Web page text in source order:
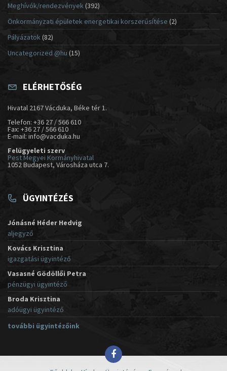
Meghívók/rendezvények (392)
Önkormányzati épületek energetikai korszerűsítése (2)
Pályázatok (82)
Uncategorized @hu (15)
ELÉRHETŐSÉG
Hivatal 2167 Vácduka, Béke tér 1.
Telefon: +36 27 / 566 610
Fax: +36 27 / 566 610
E-mail: info@vacduka.hu
Felügyeleti szerv
Pest Megyei Kormányhivatal
1052 Budapest, Városháza utca 7.
ÜGYINTÉZÉS
Jónásné Héder Hedvig
aljegyző
Kovács Krisztina
igazgatási ügyintéző
Vasasné Gödöllői Petra
pénzügyi ügyintéző
Broda Krisztina
adóügyi ügyintéző
további ügyintézőink